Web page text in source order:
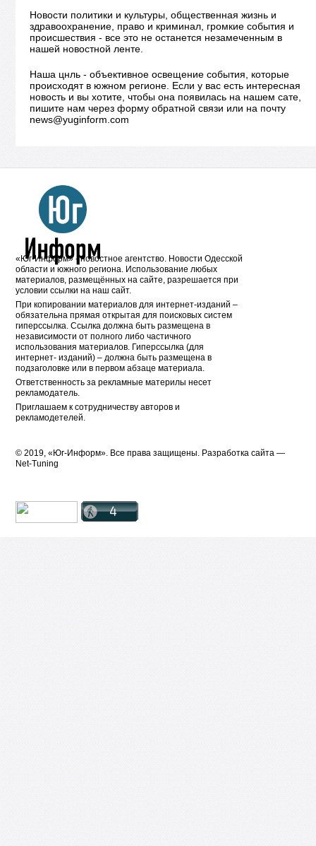
Новости политики и культуры, общественная жизнь и
здравоохранение, право и криминал, громкие события и
происшествия - все это не останется незамеченным в
нашей новостной ленте.
Наша цнль - объективное освещение события, которые
происходят в южном регионе. Если у вас есть интересная
новость и вы хотите, чтобы она появилась на нашем сате,
пишите нам через форму обратной связи или на почту
news@yuginform.com
«Юг-Информ» - новостное агентство. Новости Одесской
области и южного региона. Использование любых
материалов, размещённых на сайте, разрешается при
условии ссылки на наш сайт.
При копировании материалов для интернет-изданий –
обязательна прямая открытая для поисковых систем
гиперссылка. Ссылка должна быть размещена в
независимости от полного либо частичного
использования материалов. Гиперссылка (для
интернет- изданий) – должна быть размещена в
подзаголовке или в первом абзаце материала.
Ответственность за рекламные материлы несет
рекламодатель.
Приглашаем к сотрудничеству авторов и
рекламодетелей.
© 2019, «Юг-Информ». Все права защищены. Разработка cайта —
Net-Tuning